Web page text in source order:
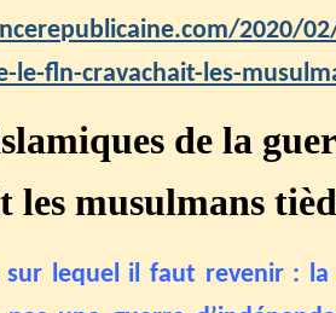
2020/
le-fln-cravachait-les-
de la
les musulmans
sur lequel il faut revenir :